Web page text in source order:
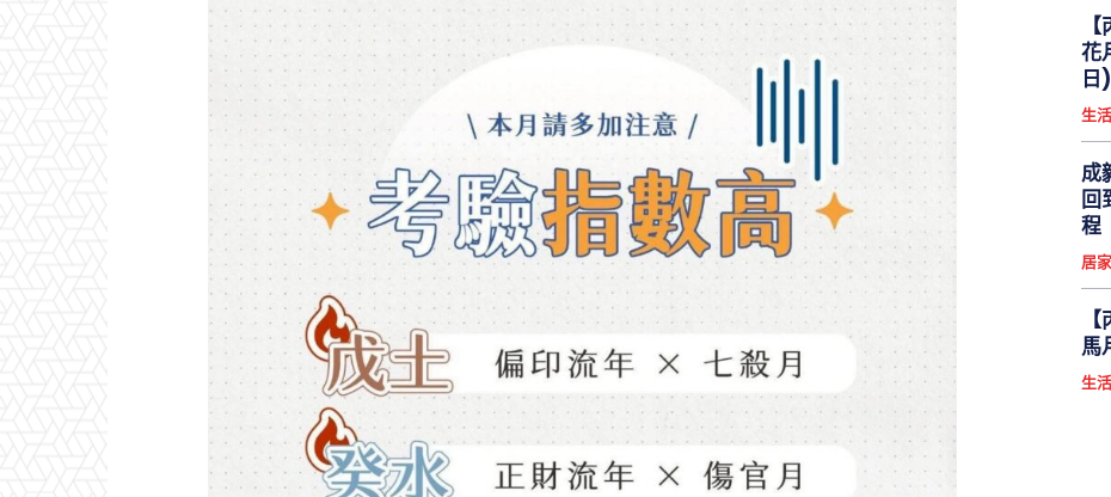
花
生
成
回
程
居
馬
生